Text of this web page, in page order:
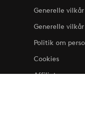
Generelle
Generelle
Politik om
Cookies
Affiliate